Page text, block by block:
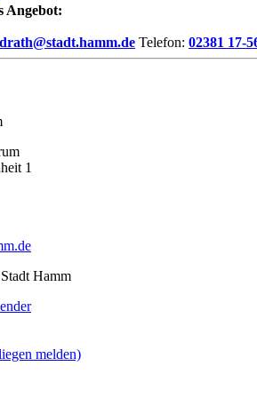
Angebot:
Telefon: 02381 17-
1
Hamm
melden)